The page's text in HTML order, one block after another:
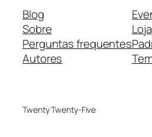
Blog
Sobre
Perguntas frequentes
Autores
Loja
Twenty Twenty-Five